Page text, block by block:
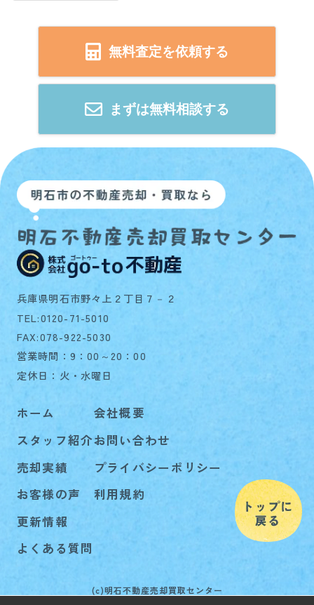
無料査定を依頼する
まずは無料相談する
兵庫県明石市野々上２丁目７－２
TEL:0120-71-5010
FAX:078-922-5030
営業時間：9：00～20：00
定休日：火・水曜日
ホーム
スタッフ紹介
売却実績
お客様の声
更新情報
よくある質問
会社概要
お問い合わせ
プライバシーポリシー
利用規約
(c)明石不動産売却買取センター